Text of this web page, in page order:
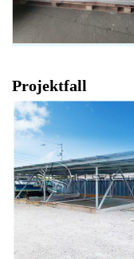
Projektfall